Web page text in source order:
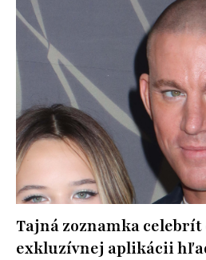
Tajná zoznamka celebrít
exkluzívnej aplikácii